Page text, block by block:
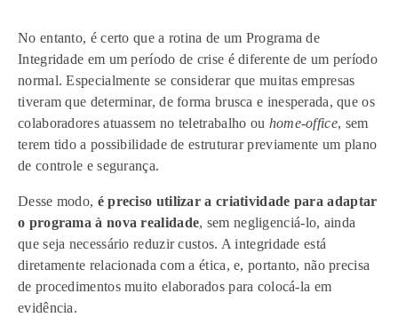
No entanto, é certo que a rotina de um Programa de
Integridade em um período de crise é diferente de um período
normal. Especialmente se considerar que muitas empresas
tiveram que determinar, de forma brusca e inesperada, que os
colaboradores atuassem no teletrabalho ou home-office, sem
terem tido a possibilidade de estruturar previamente um plano
de controle e segurança.
Desse modo, é preciso utilizar a criatividade para adaptar
o programa à nova realidade, sem negligenciá-lo, ainda
que seja necessário reduzir custos. A integridade está
diretamente relacionada com a ética, e, portanto, não precisa
de procedimentos muito elaborados para colocá-la em
evidência.